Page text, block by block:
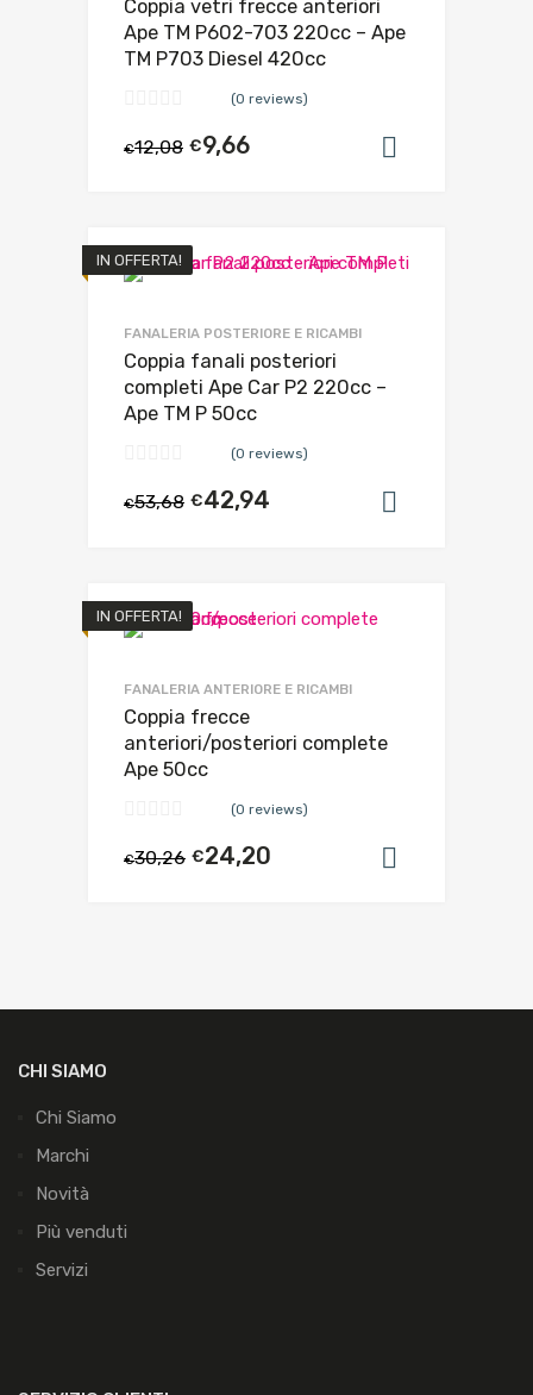
Coppia vetri frecce anteriori
Ape TM P602-703 220cc – Ape
TM P703 Diesel 420cc
(0 reviews)
€12,08 €9,66
IN OFFERTA!
FANALERIA POSTERIORE E RICAMBI
Coppia fanali posteriori
completi Ape Car P2 220cc –
Ape TM P 50cc
(0 reviews)
€53,68 €42,94
IN OFFERTA!
FANALERIA ANTERIORE E RICAMBI
Coppia frecce
anteriori/posteriori complete
Ape 50cc
(0 reviews)
€30,26 €24,20
CHI SIAMO
Chi Siamo
Marchi
Novità
Più venduti
Servizi